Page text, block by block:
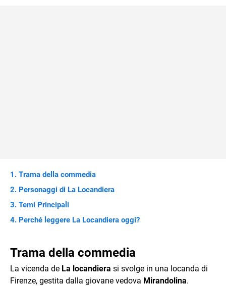
Trama della commedia
Personaggi di La Locandiera
Temi Principali
Perché leggere La Locandiera oggi?
Trama della commedia
La vicenda de La locandiera si svolge in una locanda di
Firenze, gestita dalla giovane vedova Mirandolina.